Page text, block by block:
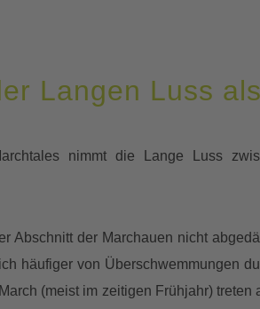
Langen Luss
nimmt die Lange Luss
Abschnitt der Marchauen nicht
häufiger von Überschwemmungen
(meist im zeitigen Frühjahr)